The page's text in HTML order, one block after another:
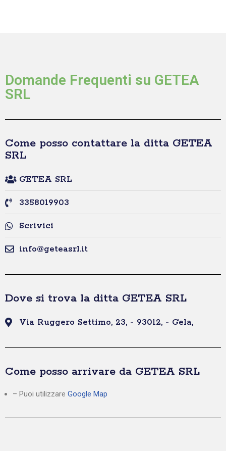
Domande Frequenti su GETEA
SRL
Come posso contattare la ditta GETEA
SRL
GETEA SRL
3358019903
Scrivici
info@geteasrl.it
Dove si trova la ditta GETEA SRL
Via Ruggero Settimo, 23, - 93012, - Gela,
Come posso arrivare da GETEA SRL
– Puoi utilizzare Google Map